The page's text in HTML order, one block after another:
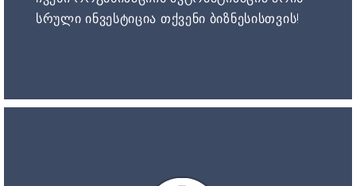
სრული ინვესტიცია თქვენი ბიზნესისთვის!